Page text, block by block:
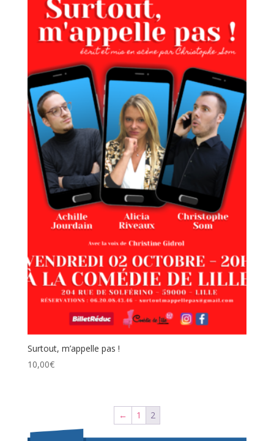
Surtout, m’appelle pas !
10,00€
← 1 2